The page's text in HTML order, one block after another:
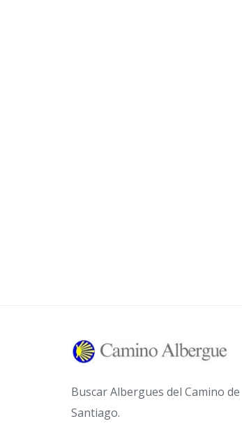
Buscar Albergues del Camino de
Santiago.